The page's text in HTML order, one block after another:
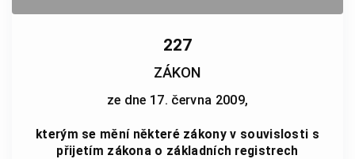
227
ZÁKON
ze dne 17. června 2009,
kterým se mění některé zákony v souvislosti s
přijetím zákona o základních registrech